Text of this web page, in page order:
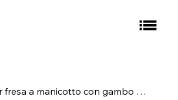
Mandrino per fresa a manicotto con gambo dritto: 0,500" x 0,750"